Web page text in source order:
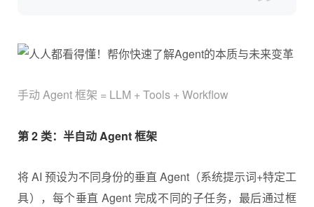
手动 Agent 框架 = LLM + Tools + Workflow
第 2 类：半自动 Agent 框架
将 AI 预设为不同身份的垂直 Agent（系统提示词+特定工
具），每个垂直 Agent 完成不同的子任务，最后通过框